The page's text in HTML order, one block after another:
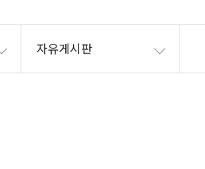
자유게시판